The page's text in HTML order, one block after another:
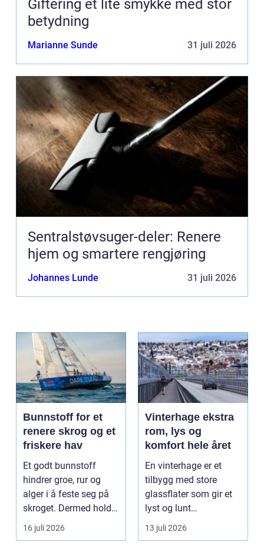
Giftering et lite smykke med stor
betydning
Marianne Sunde 31 juli 2026
Sentralstøvsuger-deler: Renere
hjem og smartere rengjøring
Johannes Lunde 31 juli 2026
Bunnstoff for et
renere skrog og et
friskere hav
Et godt bunnstoff
hindrer groe, rur og
alger i å feste seg på
skroget. Dermed holder
båten bedre far...
16 juli 2026
Vinterhage ekstra
rom, lys og
komfort hele året
En vinterhage er et
tilbygg med store
glassflater som gir et
lyst og lunt
oppholdsrom nær
hagen, ogs...
13 juli 2026